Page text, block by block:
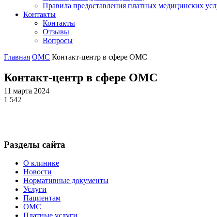
Правила предоставления платных медицинских
Контакты
Контакты
Отзывы
Вопросы
Главная ОМС Контакт-центр в сфере ОМС
Контакт-центр в сфере ОМС
11 марта 2024
1 542
Разделы сайта
О клинике
Новости
Нормативные документы
Услуги
Пациентам
ОМС